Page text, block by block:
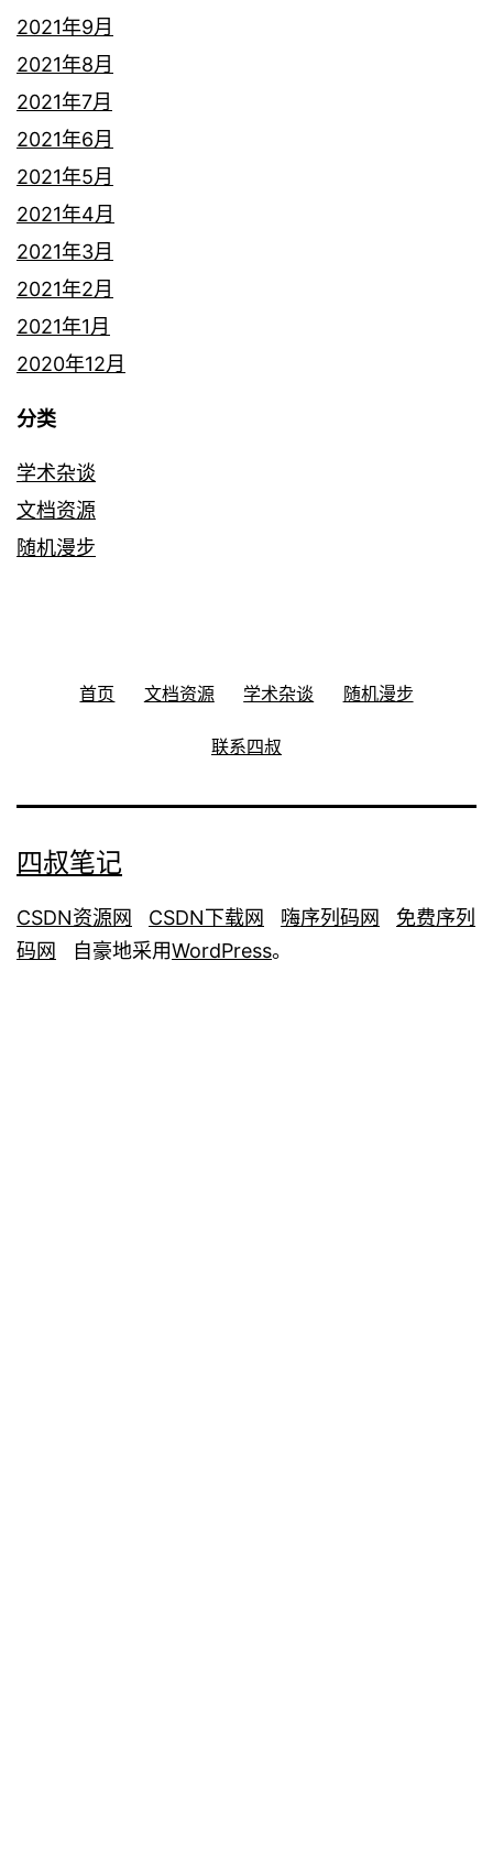
2021年9月
2021年8月
2021年7月
2021年6月
2021年5月
2021年4月
2021年3月
2021年2月
2021年1月
2020年12月
分类
学术杂谈
文档资源
随机漫步
首页 文档资源 学术杂谈 随机漫步
联系四叔
四叔笔记
CSDN资源网 CSDN下载网 嗨序列码网
免费序列
码网 自豪地采用WordPress。